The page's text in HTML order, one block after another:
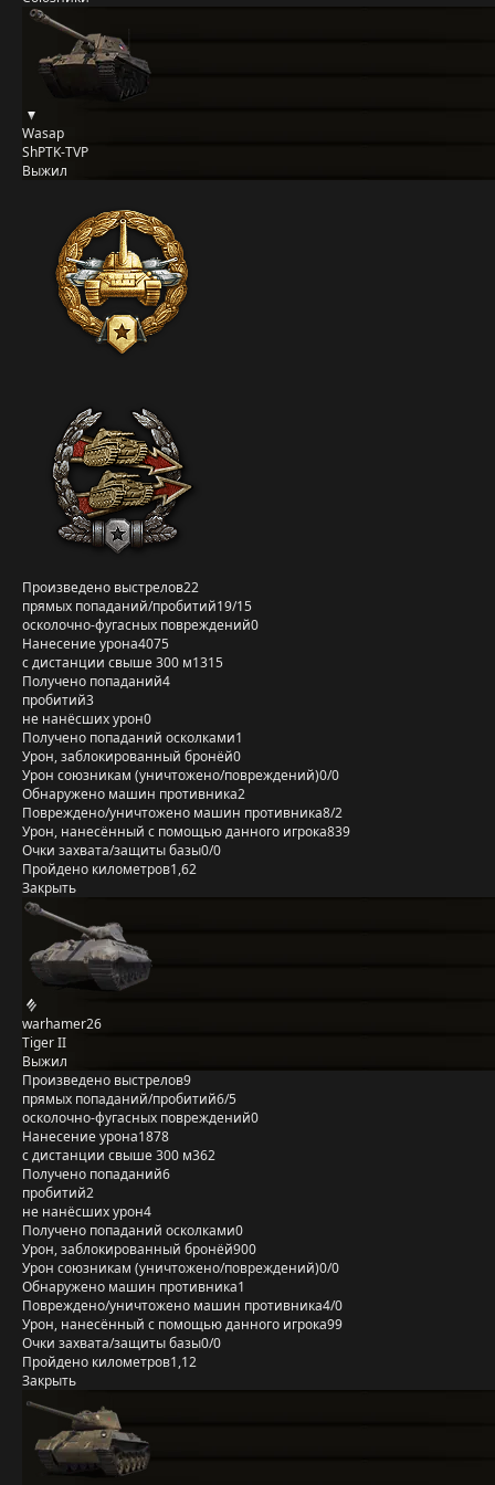
Wasap
ShPTK-TVP
Выжил
Произведено выстрелов22
прямых попаданий/пробитий19/15
осколочно-фугасных повреждений0
Нанесение урона4075
с дистанции свыше 300 м1315
Получено попаданий4
пробитий3
не нанёсших урон0
Получено попаданий осколками1
Урон, заблокированный бронёй0
Урон союзникам (уничтожено/повреждений)0/0
Обнаружено машин противника2
Повреждено/уничтожено машин противника8/2
Урон, нанесённый с помощью данного игрока839
Очки захвата/защиты базы0/0
Пройдено километров1,62
Закрыть
warhamer26
Tiger II
Выжил
Произведено выстрелов9
прямых попаданий/пробитий6/5
осколочно-фугасных повреждений0
Нанесение урона1878
с дистанции свыше 300 м362
Получено попаданий6
пробитий2
не нанёсших урон4
Получено попаданий осколками0
Урон, заблокированный бронёй900
Урон союзникам (уничтожено/повреждений)0/0
Обнаружено машин противника1
Повреждено/уничтожено машин противника4/0
Урон, нанесённый с помощью данного игрока99
Очки захвата/защиты базы0/0
Пройдено километров1,12
Закрыть